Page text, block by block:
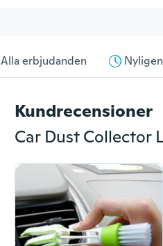
Alla erbjudanden
Kundrecensioner